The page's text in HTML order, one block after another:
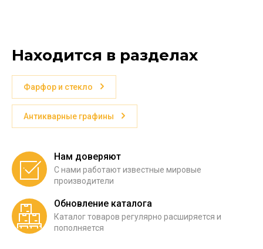
Находится в разделах
Фарфор и стекло
Антикварные графины
Нам доверяют
С нами работают известные мировые
производители
Обновление каталога
Каталог товаров регулярно расширяется и
пополняется